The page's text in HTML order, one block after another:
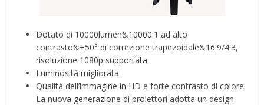
Dotato di 10000lumen&10000:1 ad alto
contrasto&±50° di correzione trapezoidale&16:9/4:3,
risoluzione 1080p supportata
Luminosità migliorata
Qualità dell’immagine in HD e forte contrasto di colore
La nuova generazione di proiettori adotta un design